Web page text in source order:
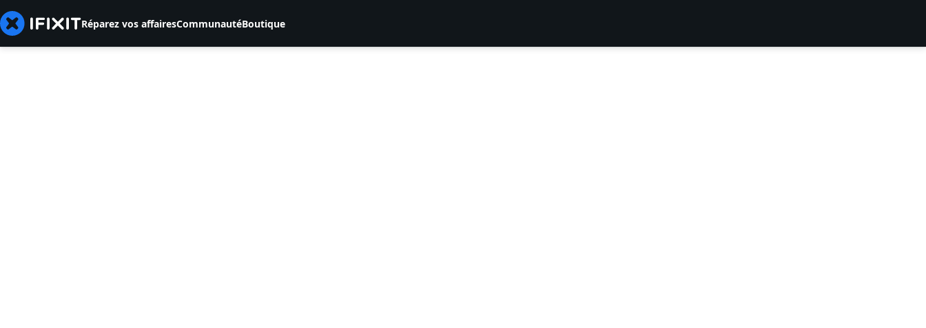
Réparez vos affairesCommunautéBoutique